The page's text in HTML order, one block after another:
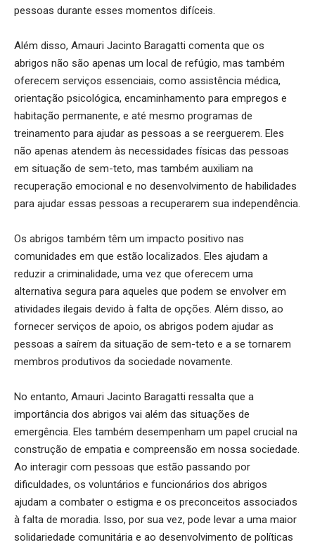
pessoas durante esses momentos difíceis.
Além disso, Amauri Jacinto Baragatti comenta que os
abrigos não são apenas um local de refúgio, mas também
oferecem serviços essenciais, como assistência médica,
orientação psicológica, encaminhamento para empregos e
habitação permanente, e até mesmo programas de
treinamento para ajudar as pessoas a se reerguerem. Eles
não apenas atendem às necessidades físicas das pessoas
em situação de sem-teto, mas também auxiliam na
recuperação emocional e no desenvolvimento de habilidades
para ajudar essas pessoas a recuperarem sua independência.
Os abrigos também têm um impacto positivo nas
comunidades em que estão localizados. Eles ajudam a
reduzir a criminalidade, uma vez que oferecem uma
alternativa segura para aqueles que podem se envolver em
atividades ilegais devido à falta de opções. Além disso, ao
fornecer serviços de apoio, os abrigos podem ajudar as
pessoas a saírem da situação de sem-teto e a se tornarem
membros produtivos da sociedade novamente.
No entanto, Amauri Jacinto Baragatti ressalta que a
importância dos abrigos vai além das situações de
emergência. Eles também desempenham um papel crucial na
construção de empatia e compreensão em nossa sociedade.
Ao interagir com pessoas que estão passando por
dificuldades, os voluntários e funcionários dos abrigos
ajudam a combater o estigma e os preconceitos associados
à falta de moradia. Isso, por sua vez, pode levar a uma maior
solidariedade comunitária e ao desenvolvimento de políticas